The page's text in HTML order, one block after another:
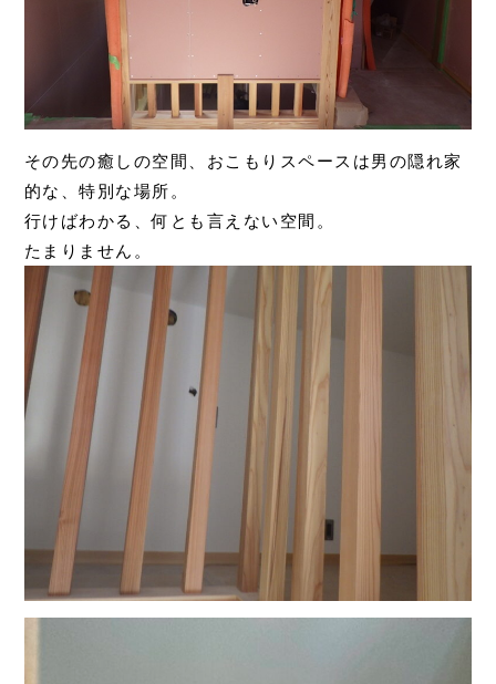
その先の癒しの空間、おこもりスペースは男の隠れ家
的な、特別な場所。
行けばわかる、何とも言えない空間。
たまりません。